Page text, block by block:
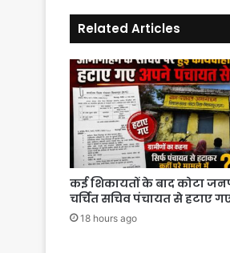
महिला
छेड़छाड़
।
Related Articles
कई शिकायतों के बाद कोटा
चर्चित सचिव पंचायत से हटाए
18 hours ago